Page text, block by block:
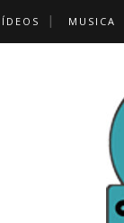
MUSICA